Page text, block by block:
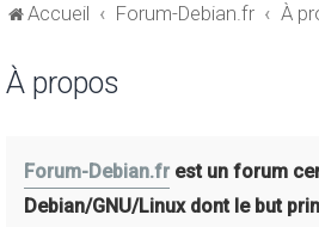
Accueil Forum-Debian.fr À
À propos
Forum-Debian.fr est un forum
Debian/GNU/Linux dont le but